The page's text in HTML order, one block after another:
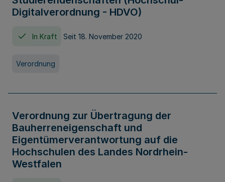
Digitalverordnung - HDVO)
In Kraft Seit 18. November 2020
Verordnung
Verordnung zur Übertragung der
Bauherreneigenschaft und
Eigentümerverantwortung auf die
Hochschulen des Landes Nordrhein-
Westfalen